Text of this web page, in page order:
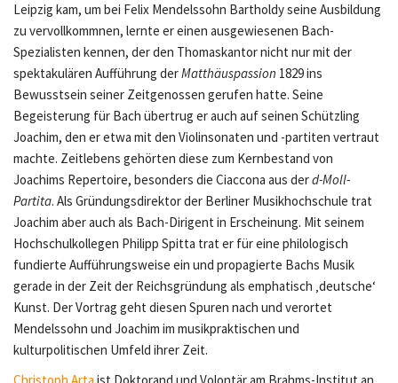
Leipzig kam, um bei Felix Mendelssohn Bartholdy seine Ausbildung
zu vervollkommnen, lernte er einen ausgewiesenen Bach-
Spezialisten kennen, der den Thomaskantor nicht nur mit der
spektakulären Aufführung derMatthäuspassion 1829 ins
Bewusstsein seiner Zeitgenossen gerufen hatte. Seine
Begeisterung für Bach übertrug er auch auf seinen Schützling
Joachim, den er etwa mit den Violinsonaten und -partiten vertraut
machte. Zeitlebens gehörten diese zum Kernbestand von
Joachims Repertoire, besonders die Ciaccona aus derd-Moll-
Partita. Als Gründungsdirektor der Berliner Musikhochschule trat
Joachim aber auch als Bach-Dirigent in Erscheinung. Mit seinem
Hochschulkollegen Philipp Spitta trat er für eine philologisch
fundierte Aufführungsweise ein und propagierte Bachs Musik
gerade in der Zeit der Reichsgründung als emphatisch ‚deutsche‘
Kunst. Der Vortrag geht diesen Spuren nach und verortet
Mendelssohn und Joachim im musikpraktischen und
kulturpolitischen Umfeld ihrer Zeit.